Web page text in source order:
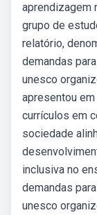
aprendizagem
grupo de
relatório,
demandas
unesco
apresentou
currículos em
sociedade
inclusiva no
demandas
unesco